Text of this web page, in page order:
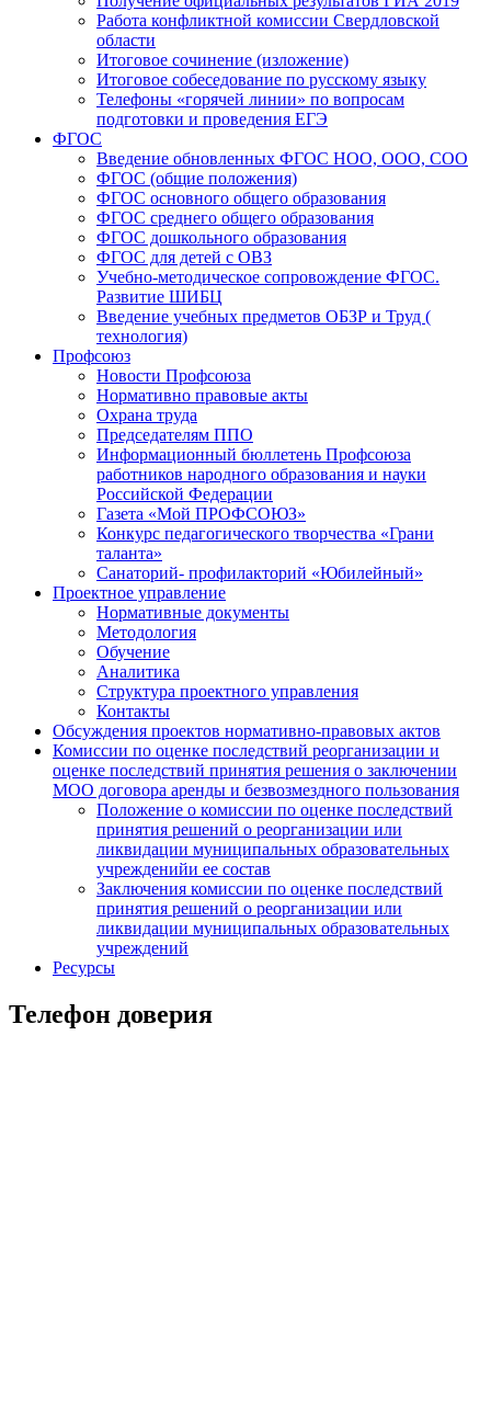
Работа конфликтной комиссии Свердловской
области
Итоговое сочинение (изложение)
Итоговое собеседование по русскому языку
Телефоны «горячей линии» по вопросам
подготовки и проведения ЕГЭ
ФГОС
Введение обновленных ФГОС НОО, ООО, СОО
ФГОС (общие положения)
ФГОС основного общего образования
ФГОС среднего общего образования
ФГОС дошкольного образования
ФГОС для детей с ОВЗ
Учебно-методическое сопровождение ФГОС.
Развитие ШИБЦ
Введение учебных предметов ОБЗР и Труд (
технология)
Профсоюз
Новости Профсоюза
Нормативно правовые акты
Охрана труда
Председателям ППО
Информационный бюллетень Профсоюза
работников народного образования и науки
Российской Федерации
Газета «Мой ПРОФСОЮЗ»
Конкурс педагогического творчества «Грани
таланта»
Санаторий- профилакторий «Юбилейный»
Проектное управление
Нормативные документы
Методология
Обучение
Аналитика
Структура проектного управления
Контакты
Обсуждения проектов нормативно-правовых актов
Комиссии по оценке последствий реорганизации и
оценке последствий принятия решения о заключении
МОО договора аренды и безвозмездного пользования
Положение о комиссии по оценке последствий
принятия решений о реорганизации или
ликвидации муниципальных образовательных
учрежденийи ее состав
Заключения комиссии по оценке последствий
принятия решений о реорганизации или
ликвидации муниципальных образовательных
учреждений
Ресурсы
Телефон доверия